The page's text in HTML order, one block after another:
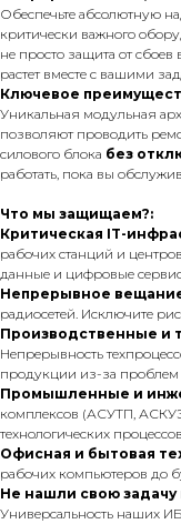
Обеспечьте абсолютную
критически важного
не просто защита от сбоев
растет вместе с вашими
Ключевое
Уникальная модульная
позволяют проводить
силового блока без
работать, пока вы
Что мы защищаем?:
Критическая IT-
рабочих станций и
данные и цифровые
Непрерывное
радиосетей. Исключите
Производственные и
Непрерывность
продукции из-за проблем
Промышленные и
комплексов (АСУТП,
технологических
Офисная и бытовая
рабочих компьютеров до
Не нашли свою задачу
Универсальность наших